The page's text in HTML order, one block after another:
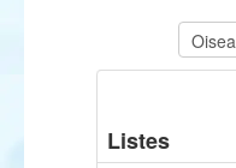
Listes